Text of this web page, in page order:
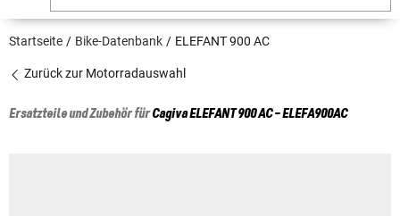
Startseite Bike-Datenbank ELEFANT 900 AC
Zurück zur Motorradauswahl
Ersatzteile und Zubehör fürCagivaELEFANT 900 AC - ELEFA900AC